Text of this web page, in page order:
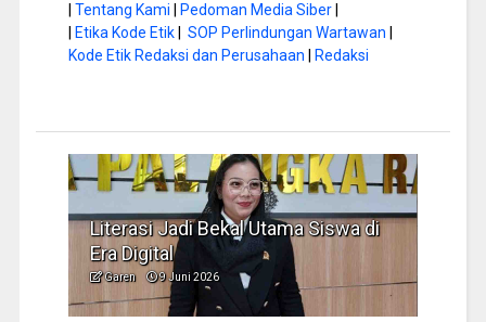
Tentang Kami Pedoman Media Siber|
Etika Kode Etik| SOP Perlindungan Wartawan
Kode Etik Redaksi dan Perusahaan
Redaksi
Literasi Jadi Bekal Utama Siswa di
Era Digital
Garen 9 Juni 2026